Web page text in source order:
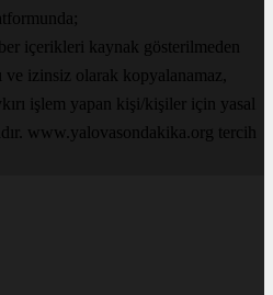
içerikleri kaynak gösterilmeden
ve izinsiz olarak kopyalanamaz,
işlem yapan kişi/kişiler için yasal
www.yalovasondakika.org tercih